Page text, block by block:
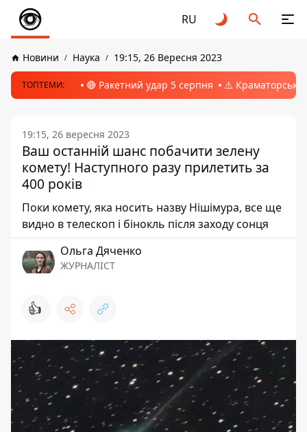
RU
Новини Наука 19:15, 26 Вересня 2023
ТОПТЕМИ: 🔴 Ракетний удар 5 серпня ⚠️ Краматорськ,
19:15, 26 вересня 2023
Ваш останній шанс побачити зелену
комету! Наступного разу прилетить за
400 років
Поки комету, яка носить назву Нішімура, все ще
видно в телескоп і бінокль після заходу сонця
Ольга Дяченко
ЖУРНАЛІСТ
👍